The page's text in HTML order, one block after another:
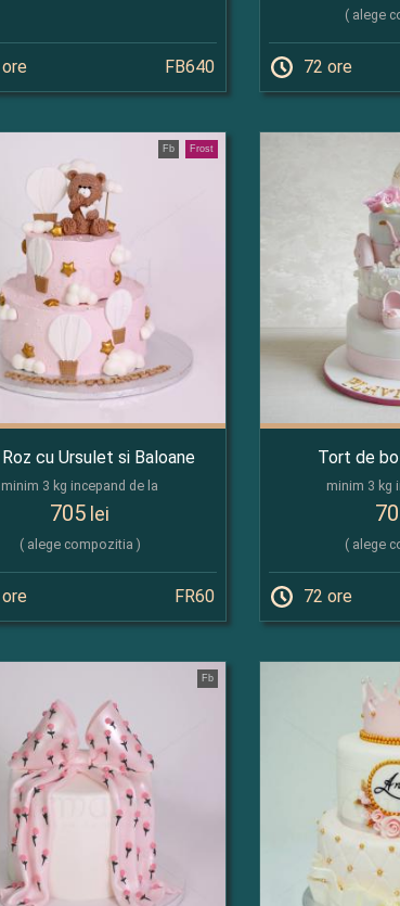
FB640
( alege
72 ore
Frost
Fb
cu Ursulet si Baloane
minim 3 kg incepand de la
705 lei
( alege compozitia )
FR60
Tort de
minim 3 kg
( alege
72 ore
Fb